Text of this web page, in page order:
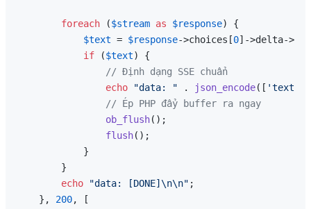
foreach ($stream as $response) {
$text = $response->choices[0]->delta-
if ($text) {
// Định dạng SSE chuẩn
echo
"data: " . json_encode([ 'text'
// Ép PHP đẩy buffer ra ngay
ob_flush();
flush();
            }
        }
echo
"data: [DONE]\n\n" ;
    },
200, [